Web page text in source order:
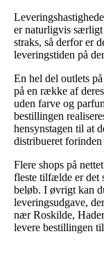
er naturligvis
straks, så derfor er
leveringstiden på
En hel del outlets
på en række af
uden farve og
bestillingen
hensynstagen til at
distribueret
Flere shops på
fleste tilfælde er det
beløb. I øvrigt kan
leveringsudgave,
nær Roskilde,
levere bestillingen